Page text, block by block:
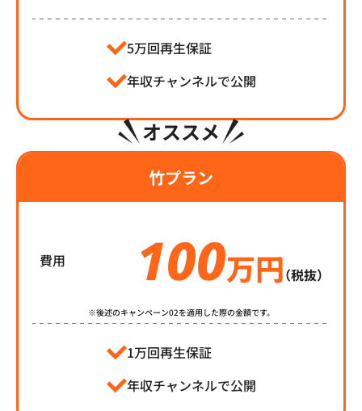
5万回再生保証
年収チャンネルで公開
オススメ
竹プラン
費用 100万円（税抜）
※後述のキャンペーン02を適用した際の金額です。
1万回再生保証
年収チャンネルで公開